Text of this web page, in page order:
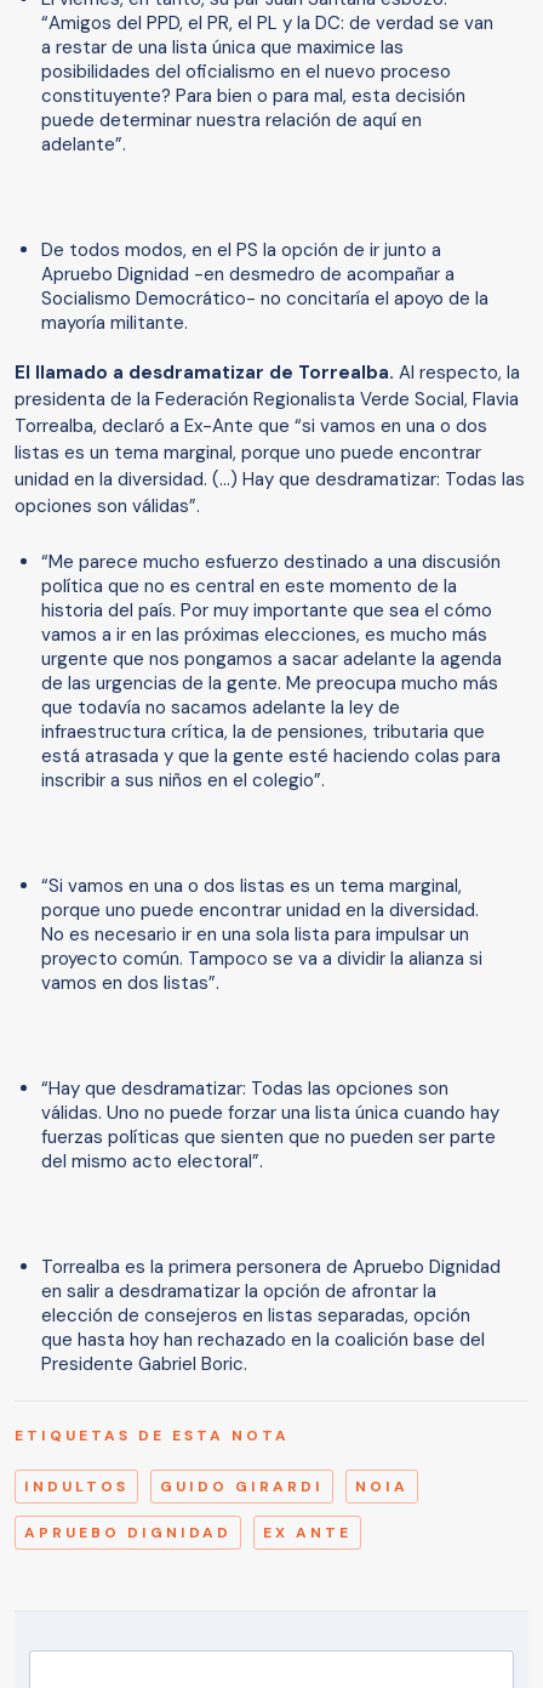
“Amigos del PPD, el PR, el PL y la DC: de verdad se van
a restar de una lista única que maximice las
posibilidades del oficialismo en el nuevo proceso
constituyente? Para bien o para mal, esta decisión
puede determinar nuestra relación de aquí en
adelante”.
De todos modos, en el PS la opción de ir junto a
Apruebo Dignidad -en desmedro de acompañar a
Socialismo Democrático- no concitaría el apoyo de la
mayoría militante.
El llamado a desdramatizar de Torrealba. Al respecto, la
presidenta de la Federación Regionalista Verde Social, Flavia
Torrealba, declaró a Ex-Ante que “si vamos en una o dos
listas es un tema marginal, porque uno puede encontrar
unidad en la diversidad. (…) Hay que desdramatizar: Todas las
opciones son válidas”.
“Me parece mucho esfuerzo destinado a una discusión
política que no es central en este momento de la
historia del país. Por muy importante que sea el cómo
vamos a ir en las próximas elecciones, es mucho más
urgente que nos pongamos a sacar adelante la agenda
de las urgencias de la gente. Me preocupa mucho más
que todavía no sacamos adelante la ley de
infraestructura crítica, la de pensiones, tributaria que
está atrasada y que la gente esté haciendo colas para
inscribir a sus niños en el colegio”.
“Si vamos en una o dos listas es un tema marginal,
porque uno puede encontrar unidad en la diversidad.
No es necesario ir en una sola lista para impulsar un
proyecto común. Tampoco se va a dividir la alianza si
vamos en dos listas”.
“Hay que desdramatizar: Todas las opciones son
válidas. Uno no puede forzar una lista única cuando hay
fuerzas políticas que sienten que no pueden ser parte
del mismo acto electoral”.
Torrealba es la primera personera de Apruebo Dignidad
en salir a desdramatizar la opción de afrontar la
elección de consejeros en listas separadas, opción
que hasta hoy han rechazado en la coalición base del
Presidente Gabriel Boric.
ETIQUETAS DE ESTA NOTA
INDULTOS GUIDO GIRARDI NOIA
APRUEBO DIGNIDAD EX ANTE